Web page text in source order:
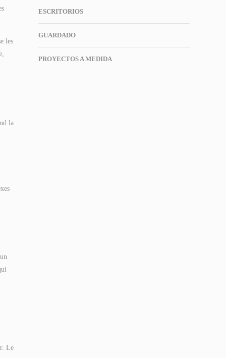
les
la
Le
ESCRITORIOS
GUARDADO
PROYECTOS A MEDIDA